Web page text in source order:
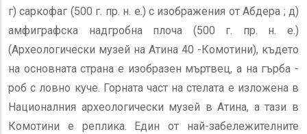
г) саркофаг (500 г. пр. н. е.) с изображения от Абдера ; д)
амфиграфска надгробна плоча (500 г. пр. н. е.)
(Археологически музей на Атина 40 -Комотини), където
на основната страна е изобразен мъртвец, а на гърба -
роб с ловно куче. Горната част на стелата е изложена в
Националния археологически музей в Атина, а тази в
Комотини е реплика. Един от най-забележителните